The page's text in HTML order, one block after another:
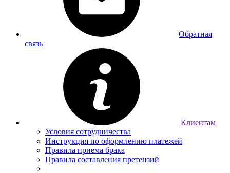
Обратная
связь
Клиентам
Условия сотрудничества
Инструкция по оформлению платежей
Правила приема брака
Правила составления претензий